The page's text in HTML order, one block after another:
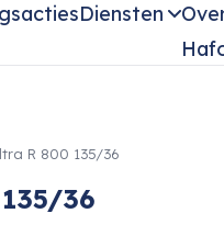
Diensten
R 800 135/36
36